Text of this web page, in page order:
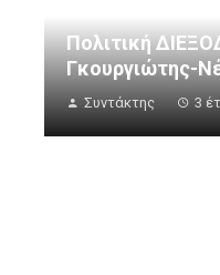
Πολιτική
Γκουργιώτης-
Συντάκτης 3